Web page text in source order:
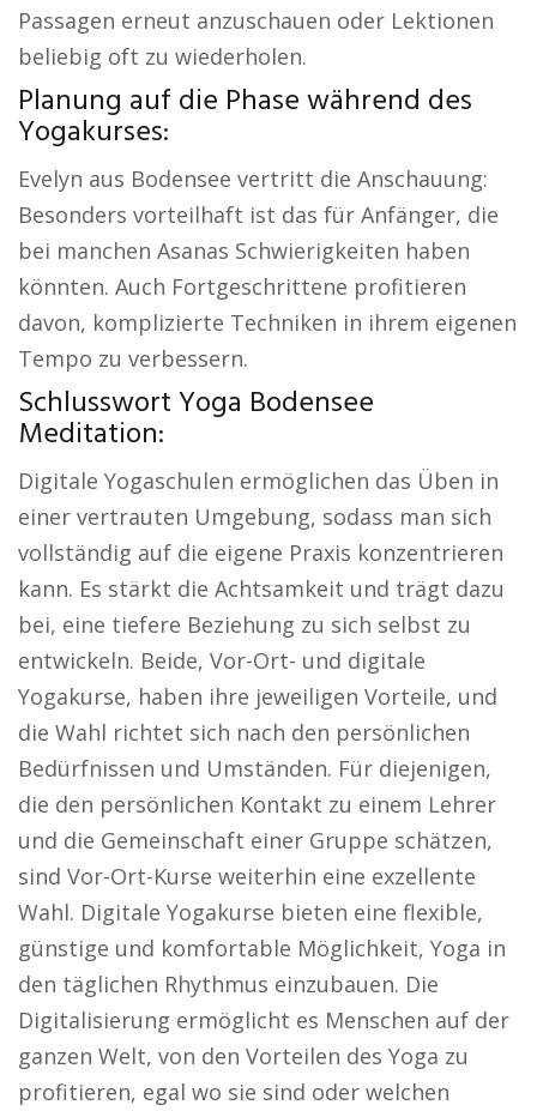
Passagen erneut anzuschauen oder Lektionen
beliebig oft zu wiederholen.
Planung auf die Phase während des
Yogakurses:
Evelyn aus Bodensee vertritt die Anschauung:
Besonders vorteilhaft ist das für Anfänger, die
bei manchen Asanas Schwierigkeiten haben
könnten. Auch Fortgeschrittene profitieren
davon, komplizierte Techniken in ihrem eigenen
Tempo zu verbessern.
Schlusswort Yoga Bodensee
Meditation:
Digitale Yogaschulen ermöglichen das Üben in
einer vertrauten Umgebung, sodass man sich
vollständig auf die eigene Praxis konzentrieren
kann. Es stärkt die Achtsamkeit und trägt dazu
bei, eine tiefere Beziehung zu sich selbst zu
entwickeln. Beide, Vor-Ort- und digitale
Yogakurse, haben ihre jeweiligen Vorteile, und
die Wahl richtet sich nach den persönlichen
Bedürfnissen und Umständen. Für diejenigen,
die den persönlichen Kontakt zu einem Lehrer
und die Gemeinschaft einer Gruppe schätzen,
sind Vor-Ort-Kurse weiterhin eine exzellente
Wahl. Digitale Yogakurse bieten eine flexible,
günstige und komfortable Möglichkeit, Yoga in
den täglichen Rhythmus einzubauen. Die
Digitalisierung ermöglicht es Menschen auf der
ganzen Welt, von den Vorteilen des Yoga zu
profitieren, egal wo sie sind oder welchen